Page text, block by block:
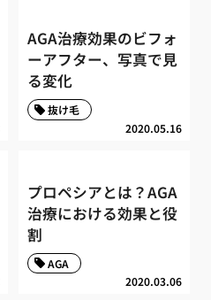
AGA治療効果のビフォ
ーアフター、写真で見
る変化
2020.05.16
抜け毛
プロペシアとは？AGA
治療における効果と役
割
2020.03.06
AGA